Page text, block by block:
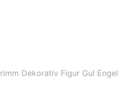
Dekorativ Figur Gul Engel